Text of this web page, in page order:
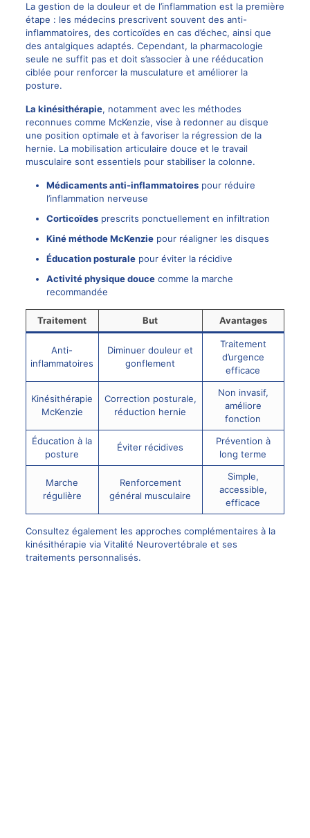
La gestion de la douleur et de l’inflammation est la première
étape : les médecins prescrivent souvent des anti-
inflammatoires, des corticoïdes en cas d’échec, ainsi que
des antalgiques adaptés. Cependant, la pharmacologie
seule ne suffit pas et doit s’associer à une rééducation
ciblée pour renforcer la musculature et améliorer la
posture.
La kinésithérapie, notamment avec les méthodes
reconnues comme McKenzie, vise à redonner au disque
une position optimale et à favoriser la régression de la
hernie. La mobilisation articulaire douce et le travail
musculaire sont essentiels pour stabiliser la colonne.
Médicaments anti-inflammatoirespour réduire
l’inflammation nerveuse
Corticoïdesprescrits ponctuellement en infiltration
Kiné méthode McKenziepour réaligner les disques
Éducation posturalepour éviter la récidive
Activité physique doucecomme la marche
recommandée
Traitement But Avantages
Anti-
inflammatoires
Diminuer douleur et
gonflement
Traitement
d’urgence
efficace
Kinésithérapie
McKenzie
Correction posturale,
réduction hernie
Non invasif,
améliore
fonction
Éducation à la
posture
Éviter récidives
Prévention à
long terme
Marche
régulière
Renforcement
général musculaire
Simple,
accessible,
efficace
Consultez également les approches complémentaires à la
kinésithérapie via Vitalité Neurovertébrale et ses
traitements personnalisés.